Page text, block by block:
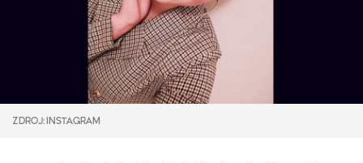
ZDROJ: INSTAGRAM